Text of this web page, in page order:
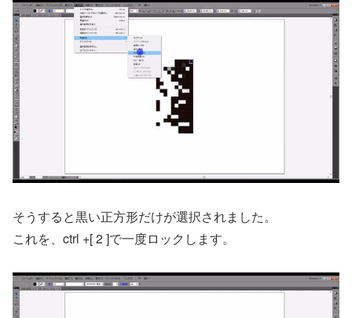
そうすると黒い正方形だけが選択されました。
これを、ctrl +[ 2 ]で一度ロックします。